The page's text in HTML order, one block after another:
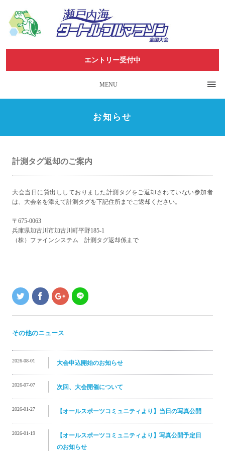
エントリー受付中
MENU
お知らせ
計測タグ返却のご案内
大会当日に貸出ししておりました計測タグをご返却されていない参加者
は、大会名を添えて計測タグを下記住所までご返却ください。
〒675-0063
兵庫県加古川市加古川町平野185-1
（株）ファインシステム 計測タグ返却係まで
その他のニュース
2026-08-01 大会申込開始のお知らせ
2026-07-07 次回、大会開催について
2026-01-27 【オールスポーツコミュニティより】当日の写真公開
2026-01-19
【オールスポーツコミュニティより】写真公開予定日
のお知らせ